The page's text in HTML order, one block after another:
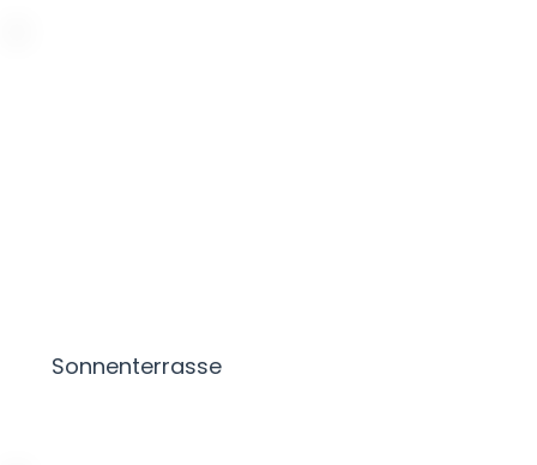
Sonnenterrasse